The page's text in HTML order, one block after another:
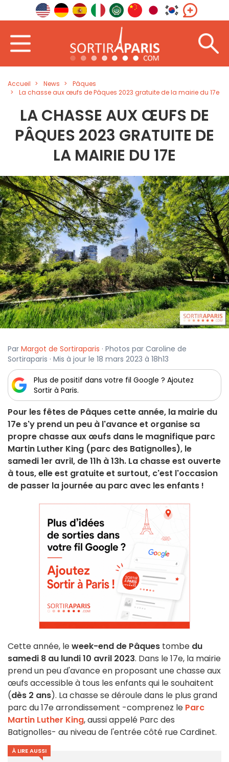
Accueil News
Pâques
La chasse aux œufs de Pâques 2023 gratuite de la mairie du 17e
LA CHASSE AUX ŒUFS DE
PÂQUES 2023 GRATUITE DE
LA MAIRIE DU 17E
Par Margot de Sortiraparis · Photos par Caroline de
Sortiraparis · Mis à jour le 18 mars 2023 à 18h13
Plus de positif dans votre fil Google ? Ajoutez
Sortir à Paris.
Pour les fêtes de Pâques cette année, la mairie du
17e s'y prend un peu à l'avance et organise sa
propre chasse aux œufs dans le magnifique parc
Martin Luther King (parc des Batignolles), le
samedi 1er avril, de 11h à 13h. La chasse est ouverte
à tous, elle est gratuite et surtout, c'est l'occasion
de passer la journée au parc avec les enfants !
Cette année, leweek-end de Pâques tombe du
samedi 8 au lundi 10 avril 2023. Dans le 17e, la mairie
prend un peu d'avance en proposant une chasse aux
œufs accessible à tous les enfants qui le souhaitent
(dès 2 ans). La chasse se déroule dans le plus grand
parc du 17e arrondissement -comprenez le Parc
Martin Luther King, aussi appelé Parc des
Batignolles- au niveau de l'entrée côté rue Cardinet.
À LIRE AUSSI